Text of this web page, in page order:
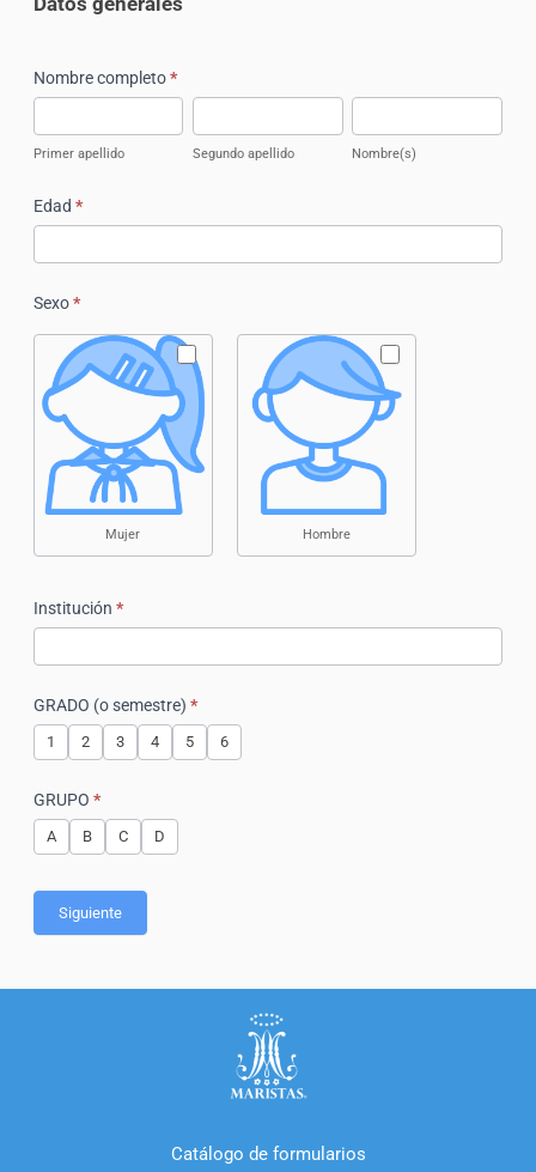
Nombre completo*
apellido
Primer apellido
apellido
Segundo apellido Nombre(s)
Edad *
Sexo*
Mujer Hombre
Institución *
GRADO (o semestre) *
1 2 3 4 5 6
GRUPO *
A B C D
Siguiente
Catálogo de formularios